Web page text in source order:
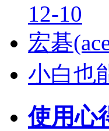
12-10
宏碁
小白也
使用心